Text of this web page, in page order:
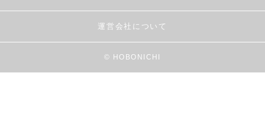
運営会社について
© HOBONICHI